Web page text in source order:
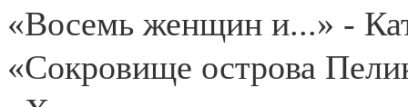
«Восемь женщин и...» -
«Сокровище острова